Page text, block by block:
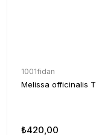
1001fidan
Melissa officinalis
₺420,00